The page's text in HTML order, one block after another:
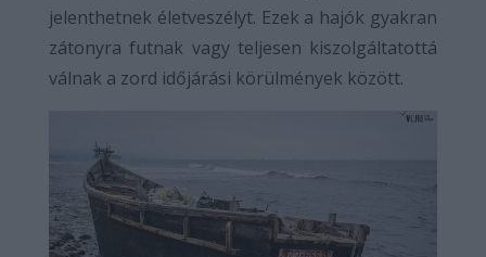
jelenthetnek életveszélyt. Ezek a hajók gyakran
zátonyra futnak vagy teljesen kiszolgáltatottá
válnak a zord időjárási körülmények között.